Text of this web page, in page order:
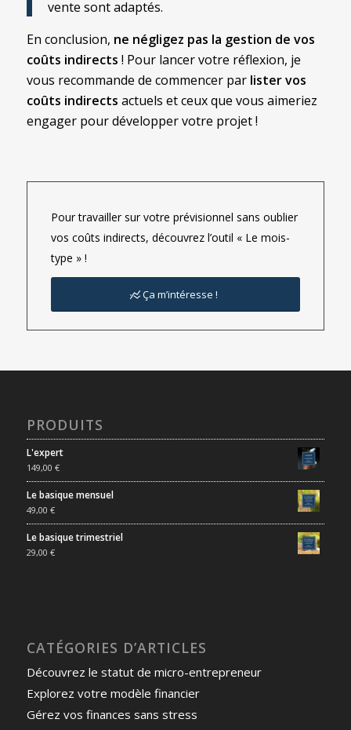
vente sont adaptés.
En conclusion, ne négligez pas la gestion de vos
coûts indirects ! Pour lancer votre réflexion, je
vous recommande de commencer par lister vos
coûts indirects actuels et ceux que vous aimeriez
engager pour développer votre projet !
Pour travailler sur votre prévisionnel sans oublier
vos coûts indirects, découvrez l’outil « Le mois-
type » !
Ça m’intéresse !
PRODUITS
L'expert
149,00 €
Le basique mensuel
49,00 €
Le basique trimestriel
29,00 €
CATÉGORIES D’ARTICLES
Découvrez le statut de micro-entrepreneur
Explorez votre modèle financier
Gérez vos finances sans stress